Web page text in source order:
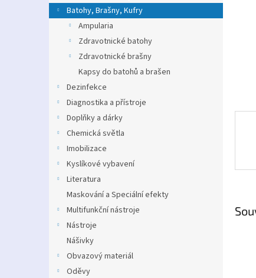
n
e
Batohy, Brašny, Kufry
Ampularia
Zdravotnické batohy
Zdravotnické brašny
Kapsy do batohů a brašen
Dezinfekce
Diagnostika a přístroje
Doplňky a dárky
Chemická světla
Imobilizace
Kyslíkové vybavení
Literatura
Maskování a Speciální efekty
Multifunkční nástroje
Nástroje
Nášivky
Obvazový materiál
Oděvy